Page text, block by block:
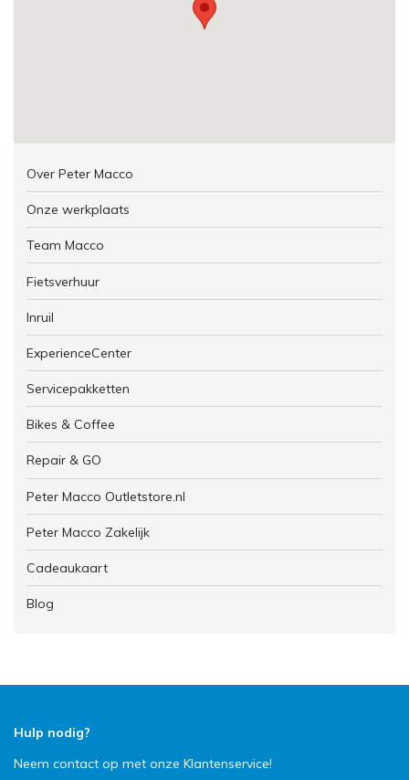
Over Peter Macco
Onze werkplaats
Team Macco
Fietsverhuur
Inruil
ExperienceCenter
Servicepakketten
Bikes & Coffee
Repair & GO
Peter Macco Outletstore.nl
Peter Macco Zakelijk
Cadeaukaart
Blog
Hulp nodig?
Neem contact op met onze Klantenservice!